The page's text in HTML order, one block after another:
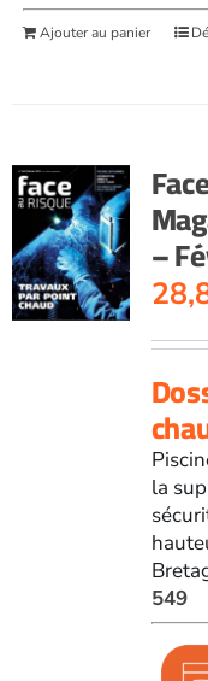
Ajouter au panier
–
la
549